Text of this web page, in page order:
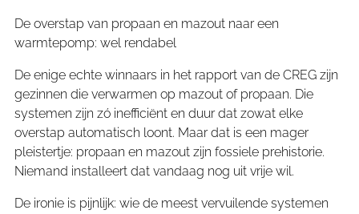
De overstap van propaan en mazout naar een
warmtepomp: wel rendabel
De enige echte winnaars in het rapport van de CREG zijn
gezinnen die verwarmen op mazout of propaan. Die
systemen zijn zó inefficiënt en duur dat zowat elke
overstap automatisch loont. Maar dat is een mager
pleistertje: propaan en mazout zijn fossiele prehistorie.
Niemand installeert dat vandaag nog uit vrije wil.
De ironie is pijnlijk: wie de meest vervuilende systemen